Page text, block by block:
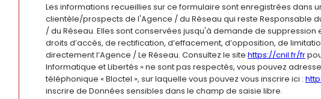
Les informations recueillies sur ce formulaire sont enregistrées dans
clientèle/prospects de l'Agence / du Réseau qui reste Responsable
/ du Réseau. Elles sont conservées jusqu'à demande de
droits d’accès, de rectification, d’effacement, d’opposition, de
directement l’Agence / Le Réseau. Consultez le site https://cnil.fr/fr
Informatique et Libertés » ne sont pas respectés, vous pouvez
téléphonique « Bloctel », sur laquelle vous pouvez vous inscrire ici :
inscrire de Données sensibles dans le champ de saisie libre.